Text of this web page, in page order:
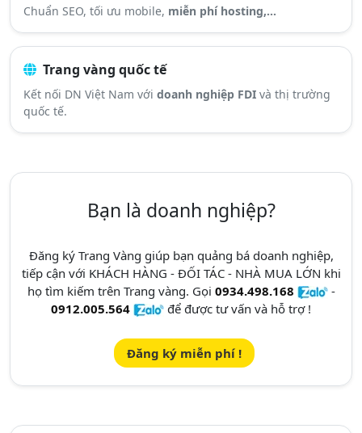
Chuẩn SEO, tối ưu mobile, miễn phí hosting,...
Trang vàng quốc tế
Kết nối DN Việt Nam với doanh nghiệp FDI và thị trường
quốc tế.
Bạn là doanh nghiệp?
Đăng ký Trang Vàng giúp bạn quảng bá doanh nghiệp,
tiếp cận với KHÁCH HÀNG - ĐỐI TÁC - NHÀ MUA LỚN khi
họ tìm kiếm trên Trang vàng. Gọi 0934.498.168
-
0912.005.564
để được tư vấn và hỗ trợ !
Đăng ký miễn phí !